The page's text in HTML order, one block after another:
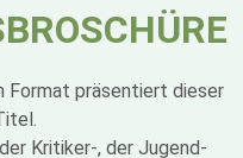
Format präsentiert dieser
Kritiker-, der Jugend-